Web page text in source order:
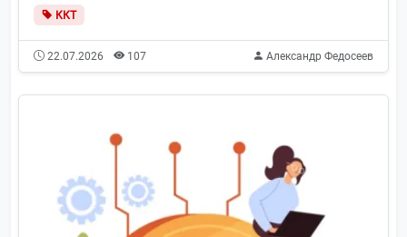
ККТ
22.07.2026 107 Александр Федосеев